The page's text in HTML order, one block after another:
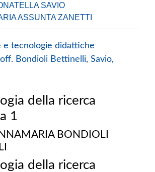
SAVIO
ASSUNTA ZANETTI
e tecnologie didattiche
Bondioli Bettinelli, Savio,
della ricerca
1
BONDIOLI
della ricerca